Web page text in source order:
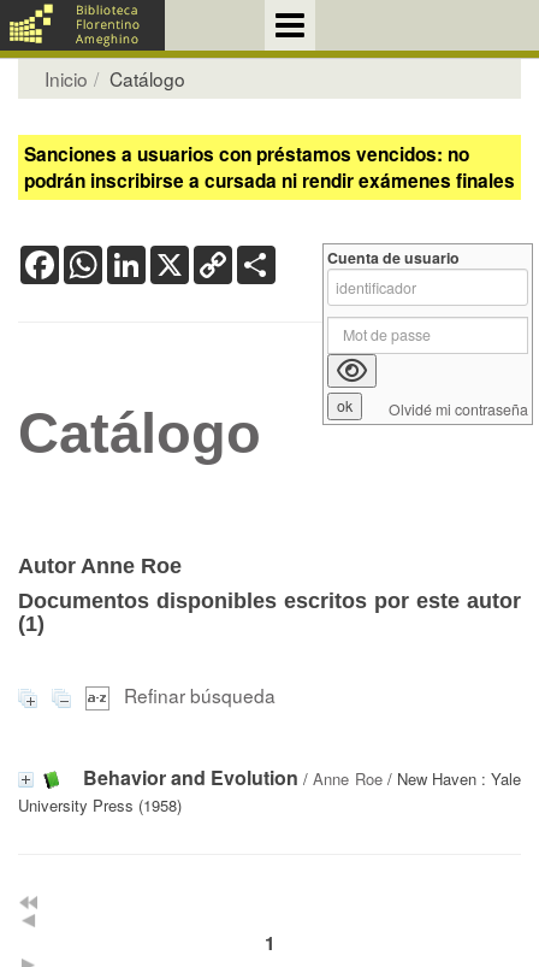
Inicio Catálogo
Sanciones a usuarios con préstamos vencidos: no
podrán inscribirse a cursada ni rendir exámenes finales
FacebookWhatsApp
LinkedIn
X Copy
Link
Catálogo
Autor Anne Roe
Documentos disponibles escritos por este autor
(1)
Refinar búsqueda
Behavior and Evolution /Anne Roe/ New Haven : Yale
University Press (1958)
1
Cuenta de usuario
Olvidé mi contraseña